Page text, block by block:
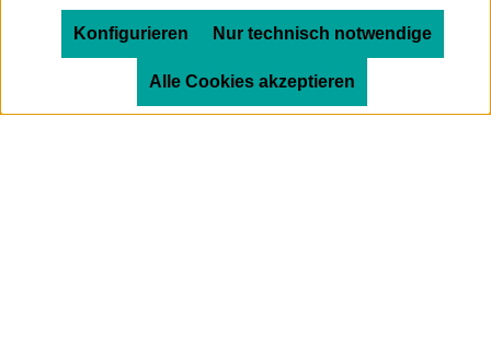
Service-Hotline
Nur technisch notwendige
Konfigurieren
Alle Cookies akzeptieren